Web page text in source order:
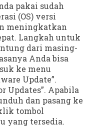
pakai sudah
(OS) versi
meningkatkan
Langkah untuk
dari masing-
Anda bisa
ke menu
Update”.
Updates”. Apabila
dan pasang ke
tombol
yang tersedia.